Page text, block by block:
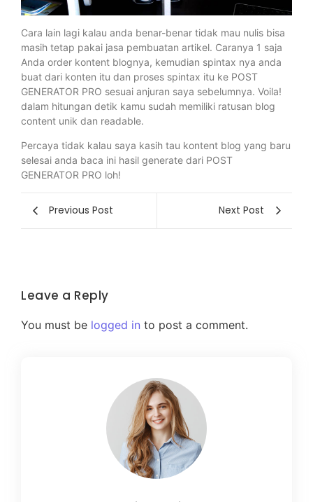
Cara lain lagi kalau anda benar-benar tidak mau nulis bisa
masih tetap pakai jasa pembuatan artikel. Caranya 1 saja
Anda order kontent blognya, kemudian spintax nya anda
buat dari konten itu dan proses spintax itu ke POST
GENERATOR PRO sesuai anjuran saya sebelumnya. Voila!
dalam hitungan detik kamu sudah memiliki ratusan blog
content unik dan readable.
Percaya tidak kalau saya kasih tau kontent blog yang baru
selesai anda baca ini hasil generate dari POST
GENERATOR PRO loh!
Previous Post Next Post
Leave a Reply
You must be logged in to post a comment.